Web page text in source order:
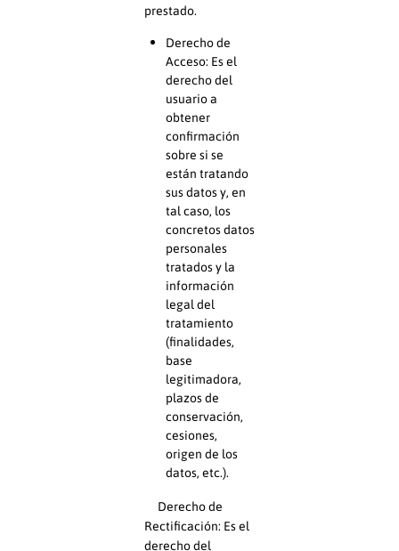
prestado.
Derecho de
Acceso: Es el
derecho del
usuario a
obtener
confirmación
sobre si se
están tratando
sus datos y, en
tal caso, los
concretos datos
personales
tratados y la
información
legal del
tratamiento
(finalidades,
base
legitimadora,
plazos de
conservación,
cesiones,
origen de los
datos, etc.).
Derecho de
Rectificación: Es el
derecho del